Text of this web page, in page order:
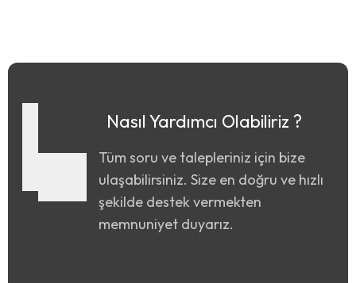
Nasıl Yardımcı Olabiliriz ?
Tüm soru ve talepleriniz için bize
ulaşabilirsiniz. Size en doğru ve hızlı
şekilde destek vermekten
memnuniyet duyarız.